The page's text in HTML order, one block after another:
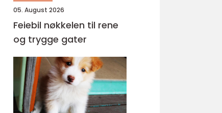
05. August 2026
Feiebil nøkkelen til rene
og trygge gater